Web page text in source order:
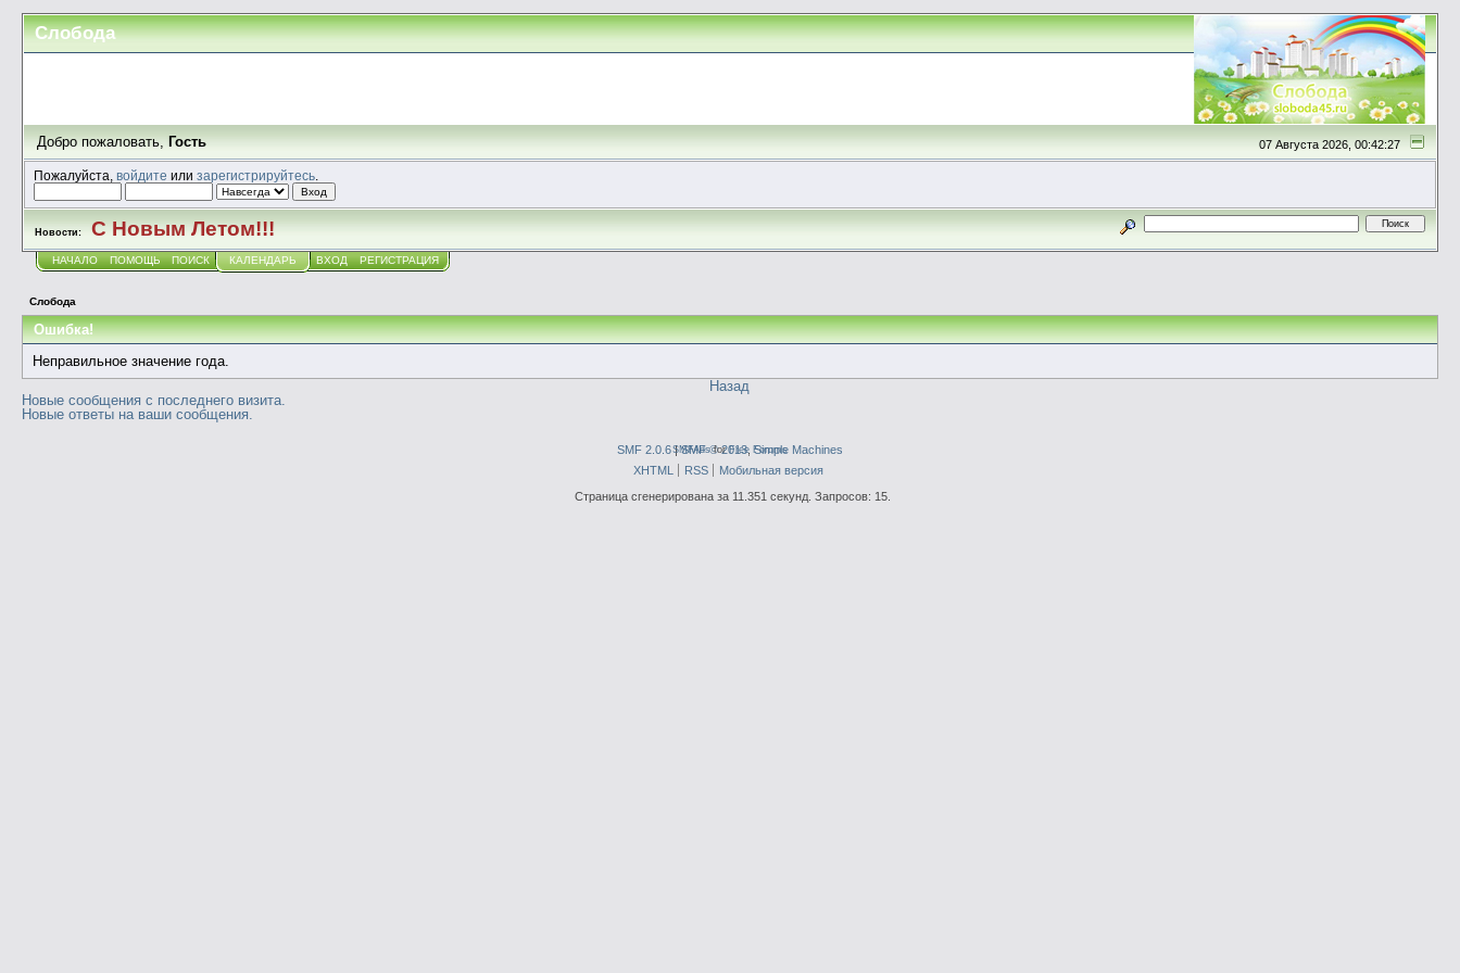
Слобода
07 Августа 2026, 00:42:27
Добро пожаловать,Гость
Пожалуйста,войдите илизарегистрируйтесь
Новости: С Новым Летом!!!
НАЧАЛО ПОМОЩЬ ПОИСК КАЛЕНДАРЬ ВХОД РЕГИСТРАЦИЯ
Слобода
Ошибка!
Неправильное значение года.
Назад
Новые сообщения с последнего визита.
Новые ответы на ваши сообщения.
SMF 2.0.6|SMF © 2013,Simple Machines
SMFAdsforFree Forums
XHTML RSS
Мобильная версия
Страница сгенерирована за 11.351 секунд. Запросов: 15.